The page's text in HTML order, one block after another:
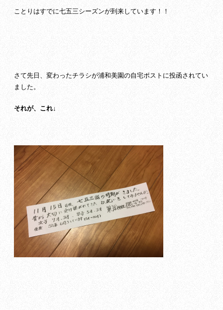
ことりはすでに七五三シーズンが到来しています！！
さて先日、変わったチラシが浦和美園の自宅ポストに投函されてい
ました。
それが、これ↓